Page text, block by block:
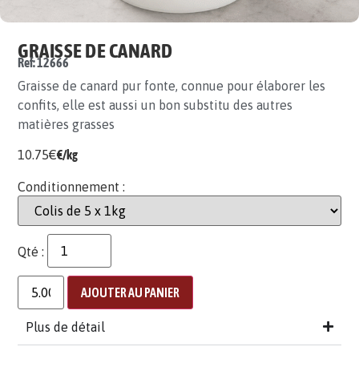
GRAISSE DE CANARD
Ref: 12666
Graisse de canard pur fonte, connue pour élaborer les
confits, elle est aussi un bon substitu des autres
matières grasses
10.75€€/kg
Conditionnement :
Qté :
AJOUTER AU PANIER
Plus de détail